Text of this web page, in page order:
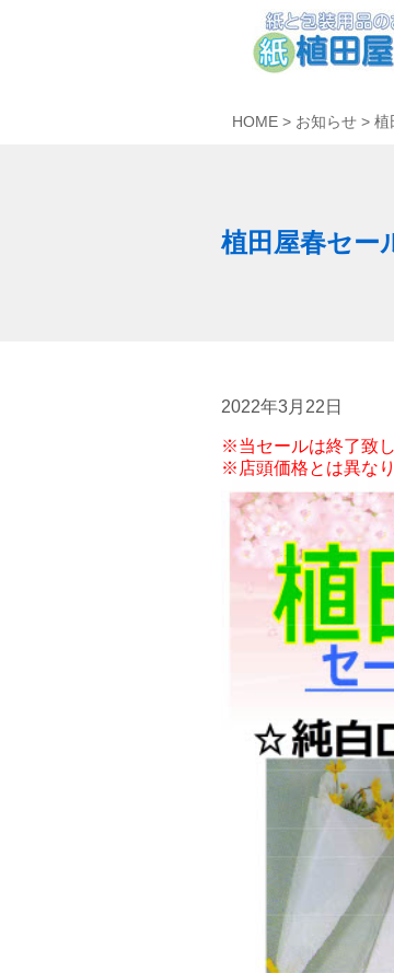
HOME > お知らせ > 植
植田屋春セー
2022年3月22日
※当セールは終了致し
※店頭価格とは異な